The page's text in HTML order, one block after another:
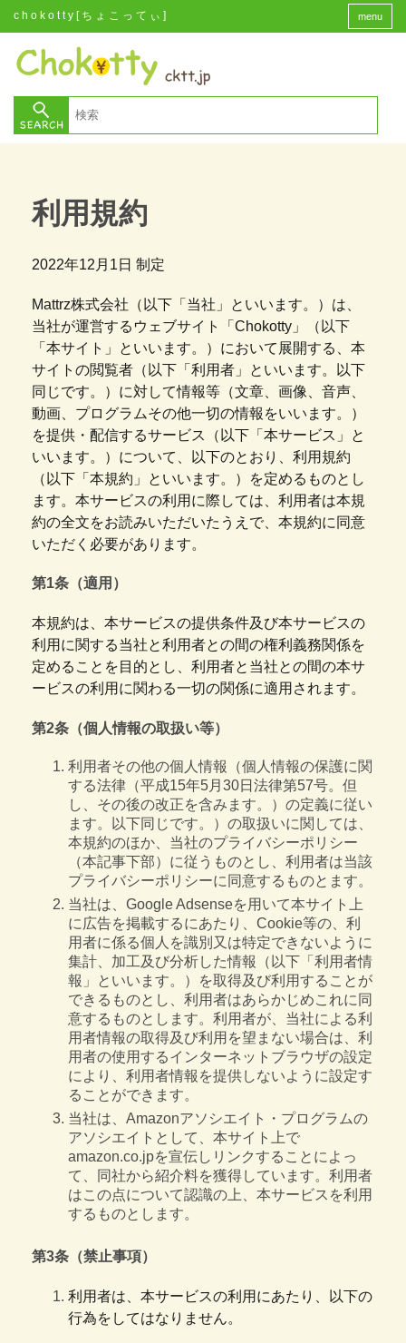
chokotty[ちょこってぃ] menu
利用規約
2022年12月1日 制定
Mattrz株式会社（以下「当社」といいます。）は、
当社が運営するウェブサイト「Chokotty」（以下
「本サイト」といいます。）において展開する、本
サイトの閲覧者（以下「利用者」といいます。以下
同じです。）に対して情報等（文章、画像、音声、
動画、プログラムその他一切の情報をいいます。）
を提供・配信するサービス（以下「本サービス」と
いいます。）について、以下のとおり、利用規約
（以下「本規約」といいます。）を定めるものとし
ます。本サービスの利用に際しては、利用者は本規
約の全文をお読みいただいたうえで、本規約に同意
いただく必要があります。
第1条（適用）
本規約は、本サービスの提供条件及び本サービスの
利用に関する当社と利用者との間の権利義務関係を
定めることを目的とし、利用者と当社との間の本サ
ービスの利用に関わる一切の関係に適用されます。
第2条（個人情報の取扱い等）
利用者その他の個人情報（個人情報の保護に関
する法律（平成15年5月30日法律第57号。但
し、その後の改正を含みます。）の定義に従い
ます。以下同じです。）の取扱いに関しては、
本規約のほか、当社のプライバシーポリシー
（本記事下部）に従うものとし、利用者は当該
プライバシーポリシーに同意するものとます。
当社は、Google Adsenseを用いて本サイト上
に広告を掲載するにあたり、Cookie等の、利
用者に係る個人を識別又は特定できないように
集計、加工及び分析した情報（以下「利用者情
報」といいます。）を取得及び利用することが
できるものとし、利用者はあらかじめこれに同
意するものとします。利用者が、当社による利
用者情報の取得及び利用を望まない場合は、利
用者の使用するインターネットブラウザの設定
により、利用者情報を提供しないように設定す
ることができます。
当社は、Amazonアソシエイト・プログラムの
アソシエイトとして、本サイト上で
amazon.co.jpを宣伝しリンクすることによっ
て、同社から紹介料を獲得しています。利用者
はこの点について認識の上、本サービスを利用
するものとします。
第3条（禁止事項）
利用者は、本サービスの利用にあたり、以下の
行為をしてはなりません。